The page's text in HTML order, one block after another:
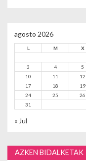
agosto 2026
L M X
3
4 5
10
11 12
17
18 19
24
25 26
31
« Jul
AZKEN BIDALKETAK